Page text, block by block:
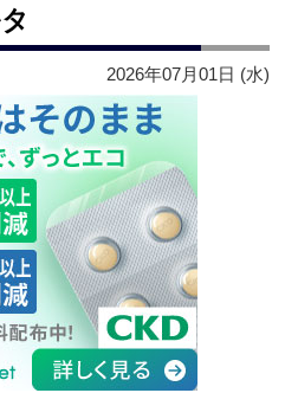
2026年07月01日 (水)